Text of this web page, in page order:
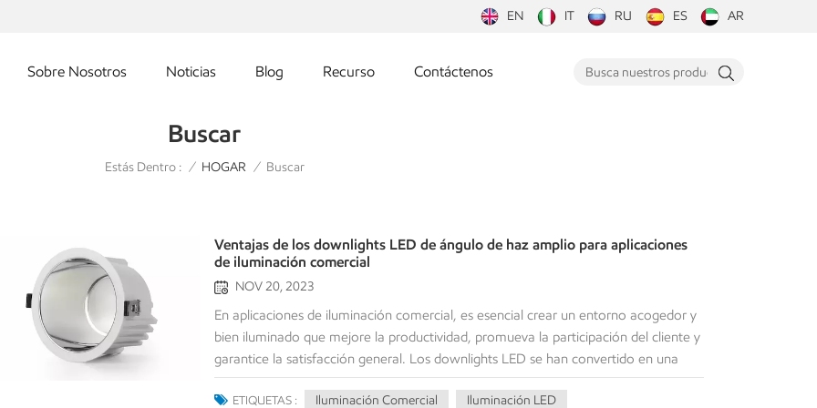
EN IT RU ES AR
Sobre Nosotros Noticias Blog Recurso Contáctenos
Buscar
Estás Dentro : / HOGAR / Buscar
Ventajas de los downlights LED de ángulo de haz amplio para aplicaciones
de iluminación comercial
NOV 20, 2023
En aplicaciones de iluminación comercial, es esencial crear un entorno acogedor y
bien iluminado que mejore la productividad, promueva la participación del cliente y
garantice la satisfacción general. Los downlights LED se han convertido en una
opción popular debido a su eficiencia energética, longevidad y versatilidad. Entre
los distintos tipos de downlights LED disponibles, aquellos con un ángulo de haz
ETIQUETAS : Iluminación Comercial
Iluminación LED